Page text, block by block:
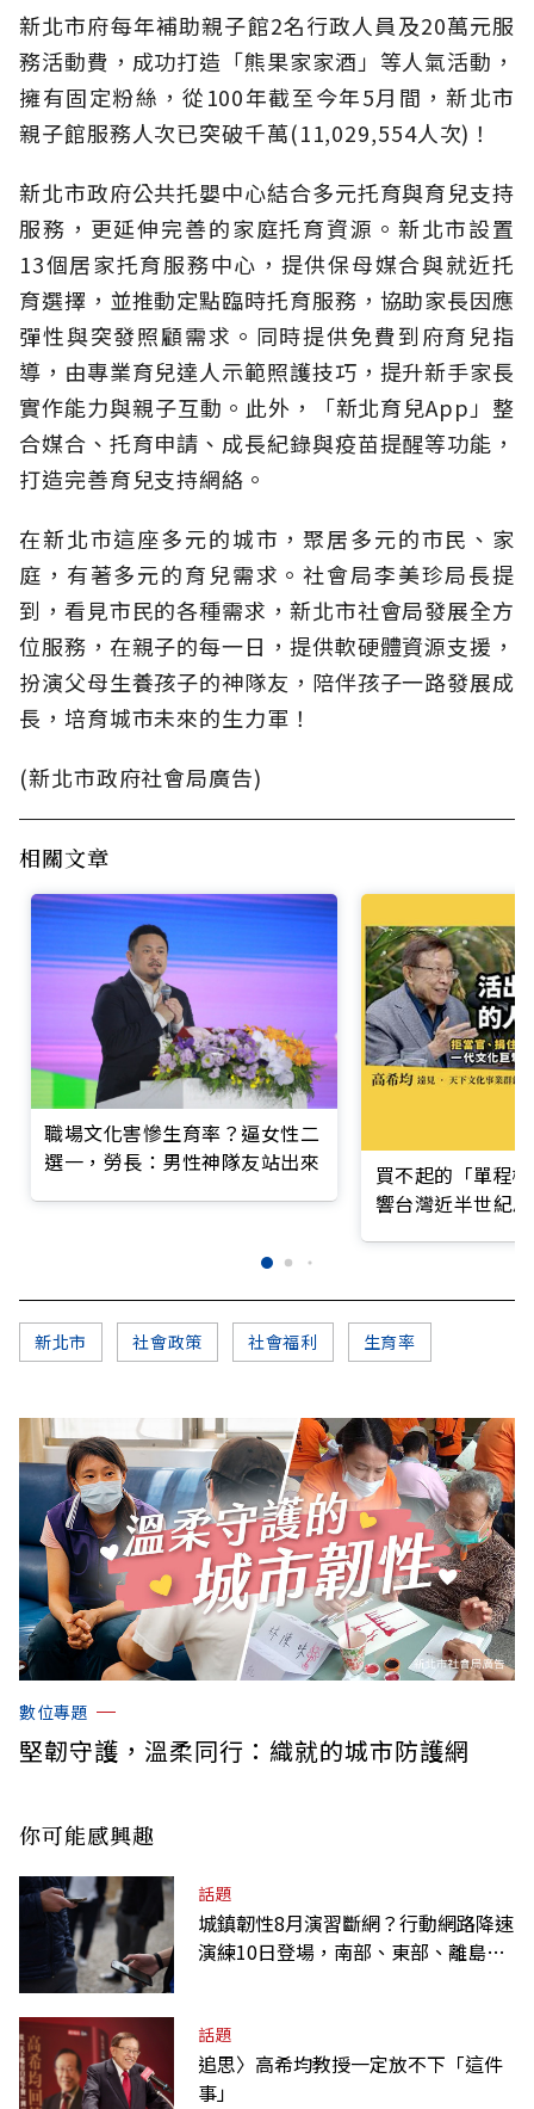
新北市府每年補助親子館2名行政人員及20萬元服
務活動費，成功打造「熊果家家酒」等人氣活動，
擁有固定粉絲，從100年截至今年5月間，新北市
親子館服務人次已突破千萬(11,029,554人次)！
新北市政府公共托嬰中心結合多元托育與育兒支持
服務，更延伸完善的家庭托育資源。新北市設置
13個居家托育服務中心，提供保母媒合與就近托
育選擇，並推動定點臨時托育服務，協助家長因應
彈性與突發照顧需求。同時提供免費到府育兒指
導，由專業育兒達人示範照護技巧，提升新手家長
實作能力與親子互動。此外，「新北育兒App」整
合媒合、托育申請、成長紀錄與疫苗提醒等功能，
打造完善育兒支持網絡。
在新北市這座多元的城市，聚居多元的市民、家
庭，有著多元的育兒需求。社會局李美珍局長提
到，看見市民的各種需求，新北市社會局發展全方
位服務，在親子的每一日，提供軟硬體資源支援，
扮演父母生養孩子的神隊友，陪伴孩子一路發展成
長，培育城市未來的生力軍！
(新北市政府社會局廣告)
相關文章
職場文化害慘生育率？逼女性二
選一，勞長：男性神隊友站出來
買不起的「單程
響台灣近半世紀
新北市 社會政策 社會福利 生育率
數位專題
堅韌守護，溫柔同行：織就的城市防護網
你可能感興趣
話題
城鎮韌性8月演習斷網？行動網路降速
演練10日登場，南部、東部、離島為
話題
追思〉高希均教授一定放不下「這件
事」